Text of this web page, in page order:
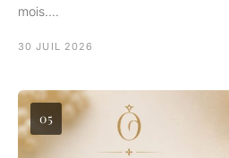
mois.…
30 JUIL 2026
05